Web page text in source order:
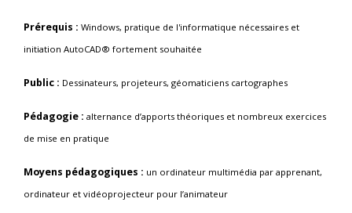
Prérequis : Windows, pratique de l'informatique nécessaires et
initiation AutoCAD® fortement souhaitée
Public : Dessinateurs, projeteurs, géomaticiens cartographes
Pédagogie : alternance d’apports théoriques et nombreux exercices
de mise en pratique
Moyens pédagogiques : un ordinateur multimédia par apprenant,
ordinateur et vidéoprojecteur pour l’animateur